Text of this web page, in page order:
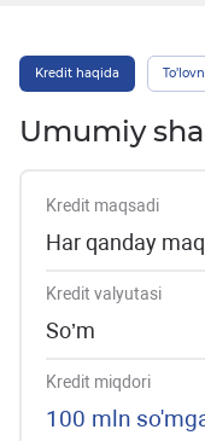
Kredit haqida
Umumiy
Kredit maqsadi
Har qanday
Kredit valyutasi
So’m
Kredit miqdori
100 mln